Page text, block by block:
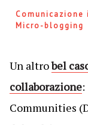
Comunicazione
Micro-blogging
Un altrobel
collaborazione:
Communities